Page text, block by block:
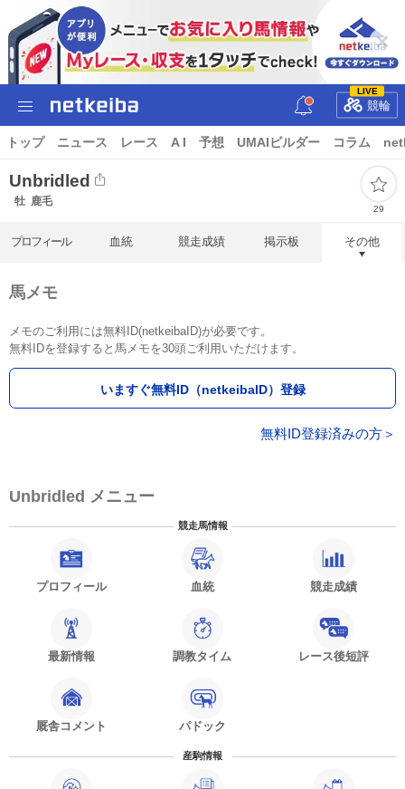
LIVE
競輪
トップ ニュース レース A I 予想 UMAIビルダー コラム
Unbridled
牡 鹿毛
29
プロフィール 血統 競走成績 掲示板 その他
馬メモ
メモのご利用には無料ID(netkeibaID)が必要です。
無料IDを登録すると馬メモを30頭ご利用いただけます。
いますぐ無料ID（netkeibaID）登録
無料ID登録済みの方＞
Unbridled メニュー
競走馬情報
プロフィール 血統 競走成績
最新情報 調教タイム レース後短評
厩舎コメント パドック
産駒情報